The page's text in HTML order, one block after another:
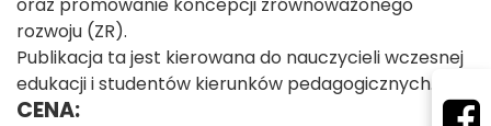
rozwoju (ZR).
Publikacja ta jest kierowana do nauczycieli wczesnej
edukacji i studentów kierunków pedagogicznych.
CENA: